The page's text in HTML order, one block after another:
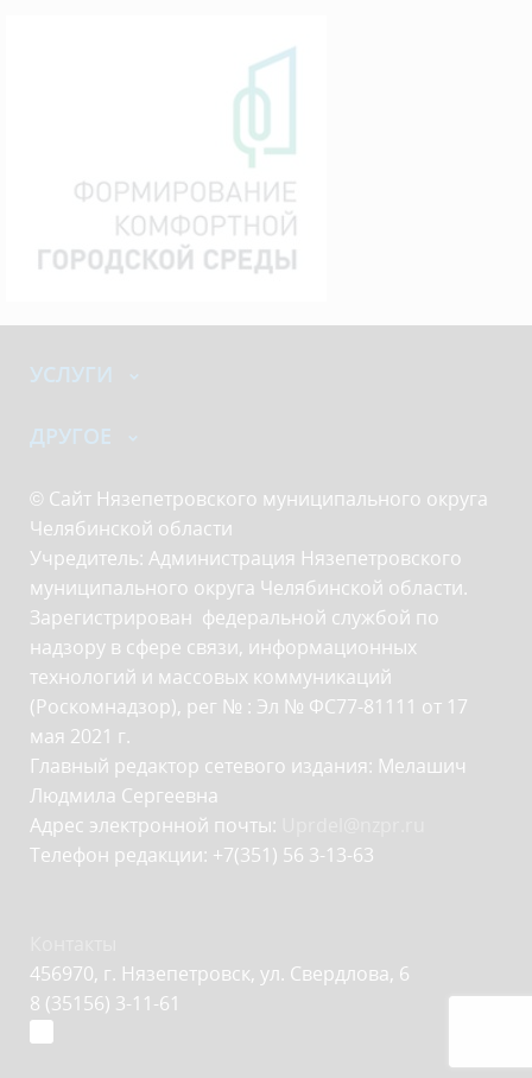
УСЛУГИ
ДРУГОЕ
© Сайт Нязепетровского муниципального округа
Челябинской области
Учредитель: Администрация Нязепетровского
муниципального округа Челябинской области.
Зарегистрирован федеральной службой по
надзору в сфере связи, информационных
технологий и массовых коммуникаций
(Роскомнадзор), рег № : Эл № ФС77-81111 от 17
мая 2021 г.
Главный редактор сетевого издания: Мелашич
Людмила Сергеевна
Адрес электронной почты:
Телефон редакции: +7(351) 56 3-13-63
456970, г. Нязепетровск, ул. Свердлова, 6
8 (35156) 3-11-61